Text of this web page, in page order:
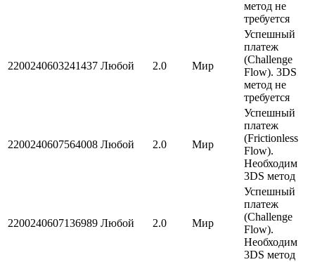
метод не
требуется
2200240603241437 Любой 2.0 Мир
Успешный
платеж
(Challenge
Flow). 3DS
метод не
требуется
2200240607564008 Любой 2.0 Мир
Успешный
платеж
(Frictionless
Flow).
Необходим
3DS метод
2200240607136989 Любой 2.0 Мир
Успешный
платеж
(Challenge
Flow).
Необходим
3DS метод